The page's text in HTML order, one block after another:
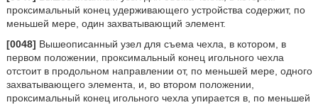
проксимальный конец удерживающего устройства содержит, по
меньшей мере, один захватывающий элемент.
[0048] Вышеописанный узел для съема чехла, в котором, в
первом положении, проксимальный конец игольного чехла
отстоит в продольном направлении от, по меньшей мере, одного
захватывающего элемента, и, во втором положении,
проксимальный конец игольного чехла упирается в, по меньшей